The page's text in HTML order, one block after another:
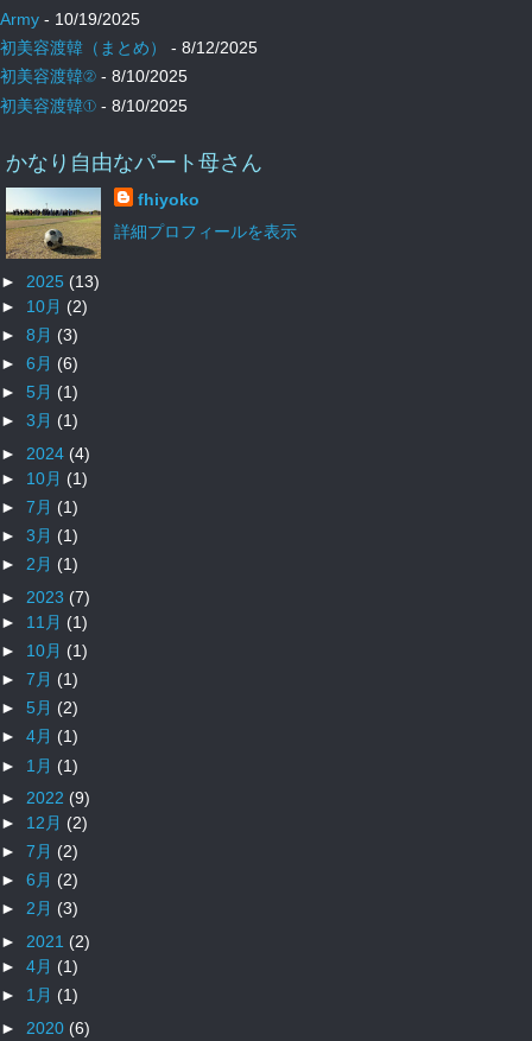
Army - 10/19/2025
初美容渡韓（まとめ）
- 8/12/2025
初美容渡韓② - 8/10/2025
初美容渡韓① - 8/10/2025
かなり自由なパート母さん
fhiyoko
詳細プロフィールを表示
► 2025 (13)
► 10月 (2)
► 8月 (3)
► 6月 (6)
► 5月 (1)
► 3月 (1)
► 2024 (4)
► 10月 (1)
► 7月 (1)
► 3月 (1)
► 2月 (1)
► 2023 (7)
► 11月 (1)
► 10月 (1)
► 7月 (1)
► 5月 (2)
► 4月 (1)
► 1月 (1)
► 2022 (9)
► 12月 (2)
► 7月 (2)
► 6月 (2)
► 2月 (3)
► 2021 (2)
► 4月 (1)
► 1月 (1)
► 2020 (6)